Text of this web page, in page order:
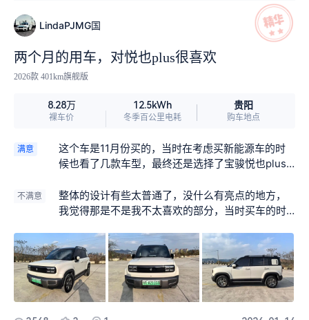
LindaPJMG国
两个月的用车，对悦也plus很喜欢
2026款 401km旗舰版
8.28万
裸车价
12.5kWh
冬季百公里电耗
贵阳
购车地点
满意
这个车是11月份买的，当时在考虑买新能源车的时
候也看了几款车型，最终还是选择了宝骏悦也plus
步还是加速都很快且平顺性好，没有顿挫感存在，
其次外观造型时尚大气，档次感十足。
不满意
整体的设计有些太普通了，没什么有亮点的地方，
我觉得那是不是我不太喜欢的部分，当时买车的时
喜欢，所以才买的。